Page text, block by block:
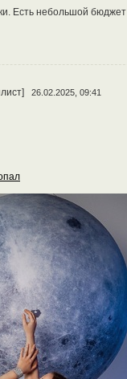
Есть небольшой бюджет
26.02.2025, 09:41